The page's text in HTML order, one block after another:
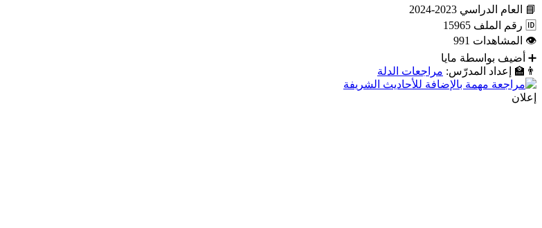
📘 العام الدراسي 2023-2024
🆔 رقم الملف 15965
👁 المشاهدات 991
➕ أضيف بواسطة مايا
👨‍🏫
إعداد المدرّس: مراجعات الدلة
إعلان